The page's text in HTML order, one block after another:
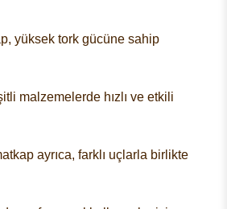
yüksek tork gücüne sahip
malzemelerde hızlı ve etkili
ayrıca, farklı uçlarla birlikte